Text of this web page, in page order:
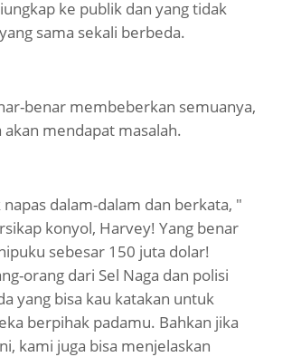
ke publik dan yang tidak
sama sekali berbeda.
benar membeberkan semuanya,
mendapat masalah.
dalam-dalam dan berkata, "
konyol, Harvey! Yang benar
sebesar 150 juta dolar!
orang dari Sel Naga dan polisi
yang bisa kau katakan untuk
berpihak padamu. Bahkan jika
kami juga bisa menjelaskan